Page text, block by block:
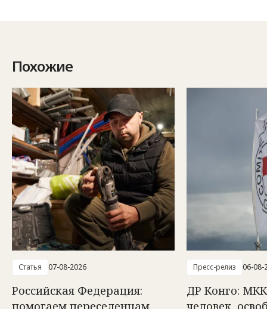
Похожие
Статья 07-08-2026
Российская Федерация:
помогаем переселенцам
Пресс-релиз 06-08-
ДР Конго:
человек,